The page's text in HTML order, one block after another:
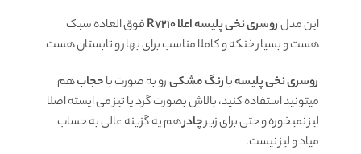
این مدلروسری نخی پلیسه اعلا R7210
فوق العاده سبک
هست و بسیار خنکه و کاملا مناسب برای بهار و تابستان هست
روسری نخی پلیسهبارنگ مشکیرو به صورت باحجابهم
میتونید استفاده کنید، بالاش بصورت گرد یا تیز می ایسته اصلا
لیز نمیخوره و حتی برای زیرچادرهم یه گزینه عالی به حساب
میاد و لیز نیست.